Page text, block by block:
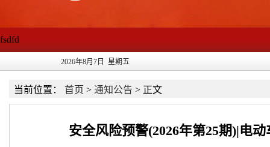
fsdfd
2026年8月7日 星期五
当前位置： 首页 > 通知公告 > 正文
安全风险预警(2026年第25期)|电